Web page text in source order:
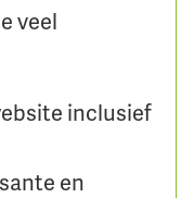
veel
inclusief
en